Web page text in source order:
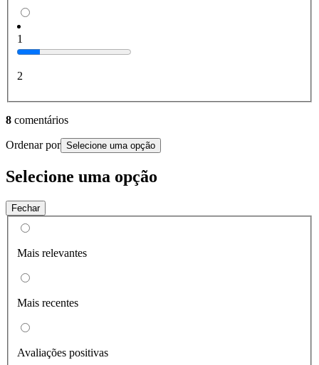
1
2
8 comentários
Ordenar por Selecione uma opção
Selecione uma opção
Fechar
Mais relevantes
Mais recentes
Avaliações positivas